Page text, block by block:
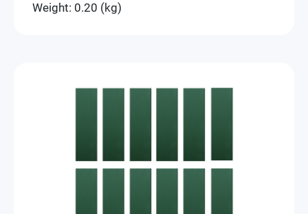
Weight: 0.20 (kg)